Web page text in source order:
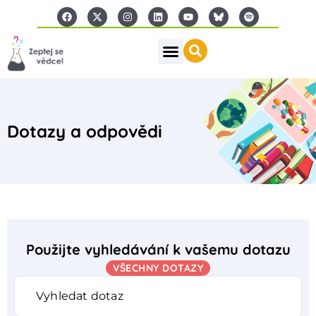
Dotazy a odpovědi
Použijte vyhledávání k vašemu dotazu
VŠECHNY DOTAZY